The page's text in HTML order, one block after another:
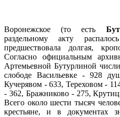
Воронежское (то есть
раздельному акту
предшествовала долгая,
Согласно официальным
Артемьевной Бутурлиной
слободе Васильевке - 928
Кучерявом - 633, Тереховом -
- 362, Бражниково - 275,
Всего около шести тысяч
крестьяне, и в документах